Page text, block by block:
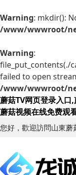
Warning: mkdir():
/www/wwwroot/
Warning:
file_put_contents(./
failed to open
/www/wwwroot/
蘑菇TV网页登录入口
蘑菇视频在线免费观
您好，歡迎訪問山東